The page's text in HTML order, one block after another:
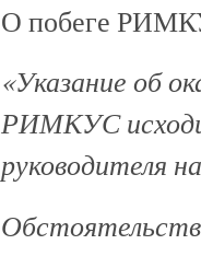
О побеге
«Указание об
РИМКУС
руководителя